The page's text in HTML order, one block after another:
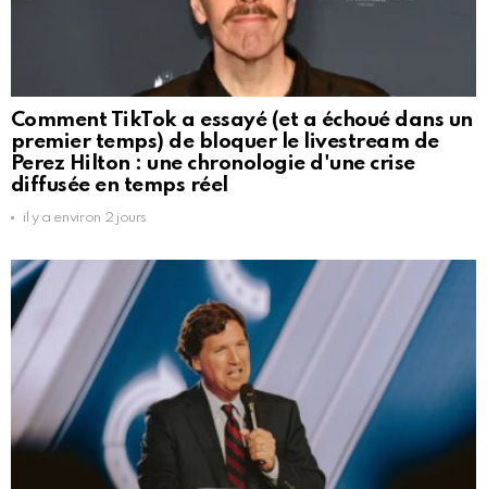
Comment TikTok a essayé (et a échoué dans un
premier temps) de bloquer le livestream de
Perez Hilton : une chronologie d'une crise
diffusée en temps réel
il y a environ 2 jours